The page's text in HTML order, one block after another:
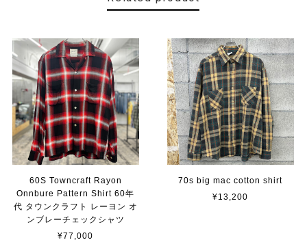
60S Towncraft Rayon
Onnbure Pattern Shirt 60年
代 タウンクラフト レーヨン オ
ンブレーチェックシャツ
¥77,000
70s big mac cotton shirt
¥13,200